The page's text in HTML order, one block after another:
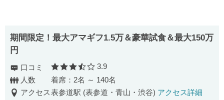
期間限定！最大アマギフ1.5万＆豪華試食＆最大150万
円
口コミ 口コミ評価
3.9
人数
着席：2名 ～ 140名
アクセス表参道駅 (表参道・青山・渋谷) アクセス詳細